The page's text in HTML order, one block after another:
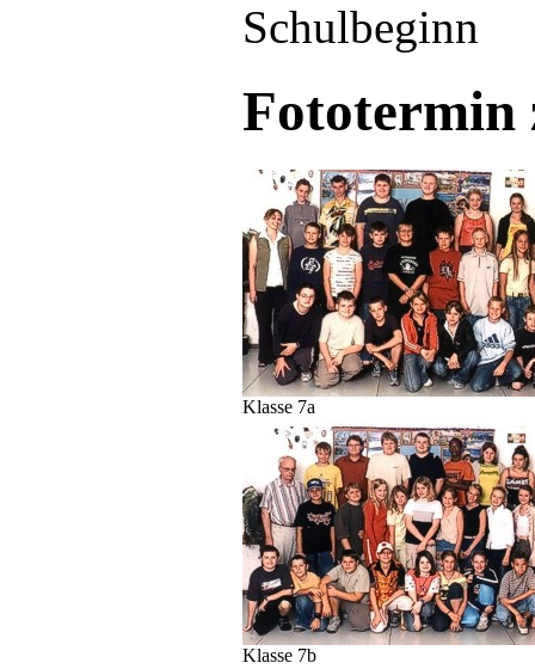
Schulbeginn
Fototermin
Klasse 7a
Klasse 7b